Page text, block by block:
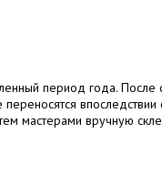
период года.
переносятся
мастерами вручную